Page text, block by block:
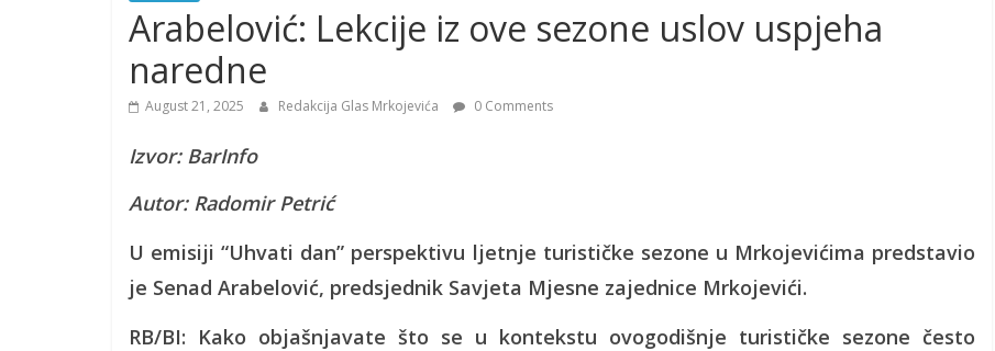
Arabelović: Lekcije iz ove sezone uslov uspjeha
naredne
August 21, 2025 Redakcija Glas Mrkojevića 0 Comments
Izvor: BarInfo
Autor: Radomir Petrić
U emisiji “Uhvati dan” perspektivu ljetnje turističke sezone u Mrkojevićima predstavio
je Senad Arabelović, predsjednik Savjeta Mjesne zajednice Mrkojevići.
RB/BI: Kako objašnjavate što se u kontekstu ovogodišnje turističke sezone često